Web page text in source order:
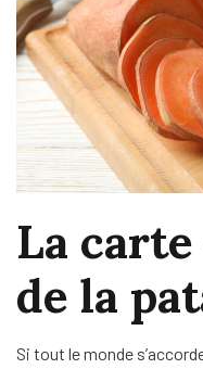
La
de la
Si tout le monde